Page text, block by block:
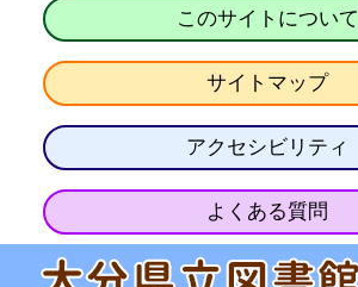
このサイトについて
サイトマップ
アクセシビリティ
よくある質問